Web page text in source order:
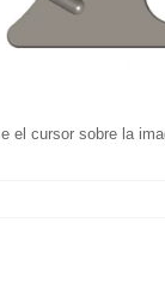
el cursor sobre la